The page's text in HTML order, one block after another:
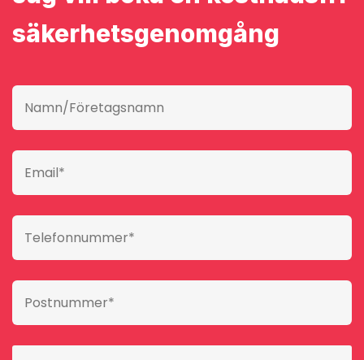
säkerhetsgenomgång